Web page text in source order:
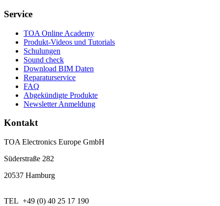
Service
TOA Online Academy
Produkt-Videos und Tutorials
Schulungen
Sound check
Download BIM Daten
Reparaturservice
FAQ
Abgekündigte Produkte
Newsletter Anmeldung
Kontakt
TOA Electronics Europe GmbH
Süderstraße 282
20537 Hamburg
TEL +49 (0) 40 25 17 190